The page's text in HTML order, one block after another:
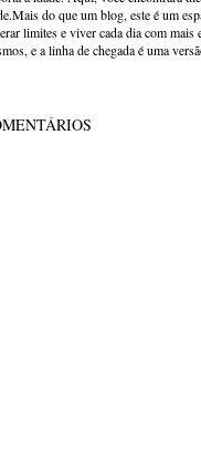
do que um blog, este é um
limites e viver cada dia com mais
e a linha de chegada é uma